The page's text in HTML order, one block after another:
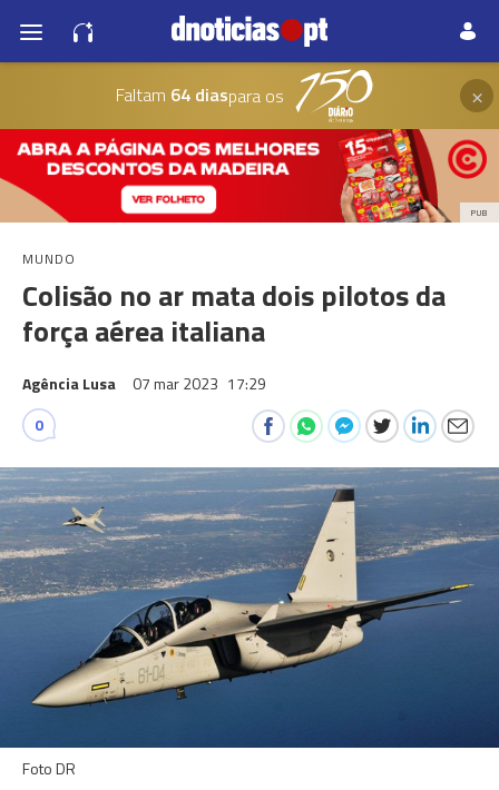
Faltam 64 diaspara os ×
PUB
MUNDO
Colisão no ar mata dois pilotos da
força aérea italiana
Agência Lusa 07 mar 2023 17:29
0
Foto DR